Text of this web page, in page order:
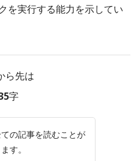
を実行する能力を示してい
ら先は
字
の記事を読むことが
す。